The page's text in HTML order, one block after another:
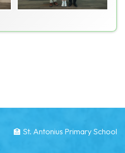
🏫 St. Antonius Primary School